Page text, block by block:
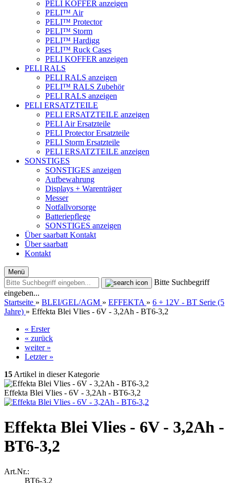
PELI KOFFER anzeigen
PELI™ Air
PELI™ Protector
PELI™ Storm
PELI™ Hardigg
PELI™ Ruck Cases
PELI KOFFER anzeigen
PELI RALS
PELI RALS anzeigen
PELI™ RALS Zubehör
PELI RALS anzeigen
PELI ERSATZTEILE
PELI ERSATZTEILE anzeigen
PELI Air Ersatzteile
PELI Protector Ersatzteile
PELI Storm Ersatzteile
PELI ERSATZTEILE anzeigen
SONSTIGES
SONSTIGES anzeigen
Aufbewahrung
Displays + Warenträger
Messer
Notfallvorsorge
Batteriepflege
SONSTIGES anzeigen
Über saarbatt Kontakt
Über saarbatt
Kontakt
Menü
Bitte Suchbegriff
eingeben...
Startseite » BLEI/GEL/AGM » EFFEKTA » 6 + 12V - BT Serie (5
Jahre) » Effekta Blei Vlies - 6V - 3,2Ah - BT6-3,2
« Erster
« zurück
weiter »
Letzter »
15 Artikel in dieser Kategorie
Effekta Blei Vlies - 6V - 3,2Ah - BT6-3,2
Effekta Blei Vlies - 6V - 3,2Ah -
BT6-3,2
Art.Nr.:
BT6-3,2